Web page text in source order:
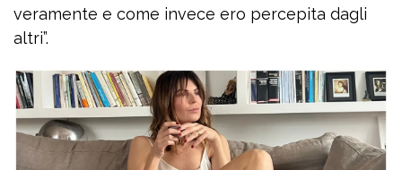
veramente e come invece ero percepita dagli
altri”.